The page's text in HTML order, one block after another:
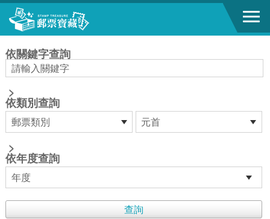
跳到主要內容區塊
依關鍵字查詢
>
依類別查詢
>
依年度查詢